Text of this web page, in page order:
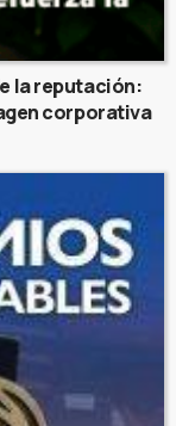
la reputación:
corporativa